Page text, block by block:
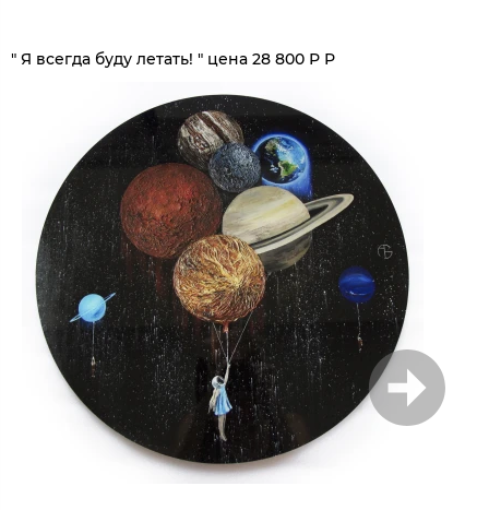
" Я всегда буду летать! " цена 28 800 Р Р